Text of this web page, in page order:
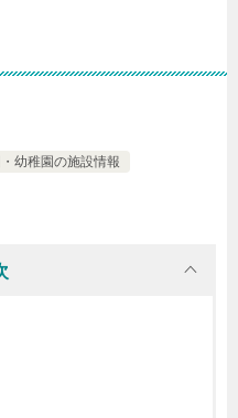
幼稚園の施設情報